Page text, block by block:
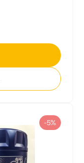
-5%